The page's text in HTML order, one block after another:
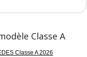
Classe A
Classe A 2026